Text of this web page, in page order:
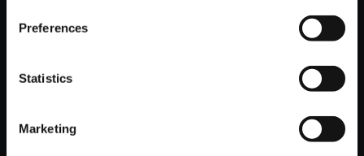
Preferences
Statistics
Marketing